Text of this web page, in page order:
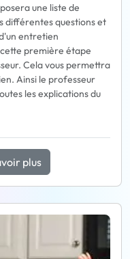
une liste de
différentes questions et
entretien
première étape
Cela vous permettra
Ainsi le professeur
les explications du
plus